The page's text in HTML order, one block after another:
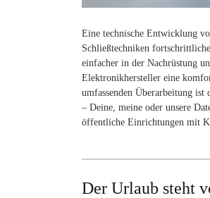
Eine technische Entwicklung
Schließtechniken
einfacher in der Nachrüstung
Elektronikhersteller eine
umfassenden Überarbeitung
– Deine, meine oder unsere
öffentliche Einrichtungen mit
Der Urlaub steht